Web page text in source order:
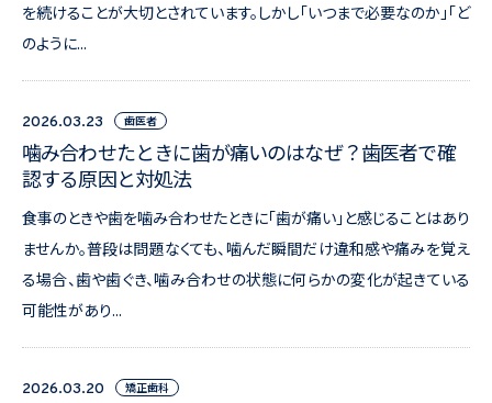
を続けることが大切とされています。しかし「いつまで必要なのか」「ど
のように...
2026.03.23 歯医者
噛み合わせたときに歯が痛いのはなぜ？歯医者で確
認する原因と対処法
食事のときや歯を噛み合わせたときに「歯が痛い」と感じることはあり
ませんか。普段は問題なくても、噛んだ瞬間だけ違和感や痛みを覚え
る場合、歯や歯ぐき、噛み合わせの状態に何らかの変化が起きている
可能性があり...
2026.03.20 矯正歯科